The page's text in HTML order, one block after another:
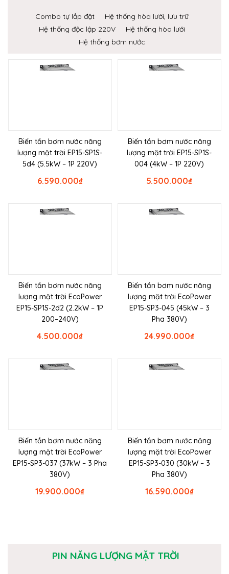
Combo tự lắp đặt
Hệ thống hòa lưới, lưu trữ
Hệ thống độc lập 220V
Hệ thống hòa lưới
Hệ thống bơm nước
Biến tần bơm nước năng
lượng mặt trời EP15-SP1S-
5d4 (5.5kW – 1P 220V)
₫
6.590.000
Biến tần bơm nước năng
lượng mặt trời EP15-SP1S-
004 (4kW – 1P 220V)
₫
5.500.000
Biến tần bơm nước năng
lượng mặt trời EcoPower
EP15-SP1S-2d2 (2.2kW – 1P
200–240V)
₫
4.500.000
Biến tần bơm nước năng
lượng mặt trời EcoPower
EP15-SP3-045 (45kW – 3
Pha 380V)
₫
24.990.000
Biến tần bơm nước năng
lượng mặt trời EcoPower
EP15-SP3-037 (37kW – 3 Pha
380V)
₫
19.900.000
Biến tần bơm nước năng
lượng mặt trời EcoPower
EP15-SP3-030 (30kW – 3
Pha 380V)
₫
16.590.000
PIN NĂNG LƯỢNG MẶT TRỜI